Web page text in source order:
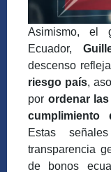
Asimismo, el
Ecuador,
descenso
riesgo país,
por ordenar
cumplimiento
Estas
transparencia
de bonos